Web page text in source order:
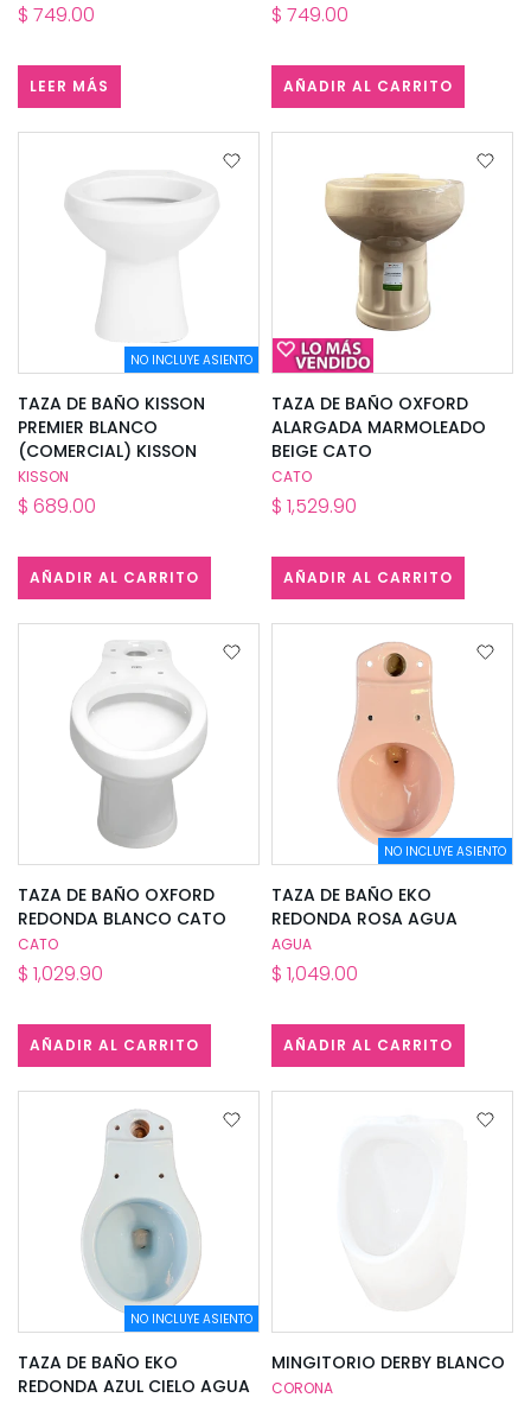
$ 749.00
LEER MÁS
$ 749.00
AÑADIR AL CARRITO
NO INCLUYE ASIENTO
TAZA DE BAÑO KISSON
PREMIER BLANCO
(COMERCIAL) KISSON
KISSON
$ 689.00
AÑADIR AL CARRITO
TAZA DE BAÑO OXFORD
ALARGADA MARMOLEADO
BEIGE CATO
CATO
$ 1,529.90
AÑADIR AL CARRITO
TAZA DE BAÑO OXFORD
REDONDA BLANCO CATO
CATO
$ 1,029.90
AÑADIR AL CARRITO
NO INCLUYE ASIENTO
TAZA DE BAÑO EKO
REDONDA ROSA AGUA
AGUA
$ 1,049.00
AÑADIR AL CARRITO
NO INCLUYE ASIENTO
TAZA DE BAÑO EKO
REDONDA AZUL CIELO AGUA
MINGITORIO DERBY BLANCO
CORONA